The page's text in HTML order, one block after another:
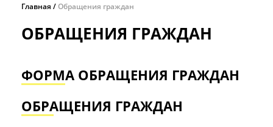
Главная Обращения граждан
ОБРАЩЕНИЯ ГРАЖДАН
ФОРМА ОБРАЩЕНИЯ ГРАЖДАН
ОБРАЩЕНИЯ ГРАЖДАН